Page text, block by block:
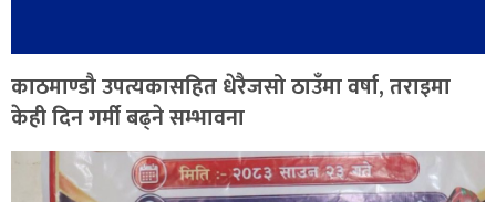
काठमाण्डौ उपत्यकासहित धेरैजसो ठाउँमा वर्षा, तराइमा
केही दिन गर्मी बढ्ने सम्भावना